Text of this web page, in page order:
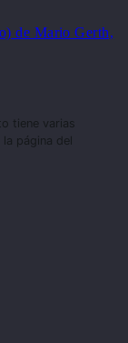
de Mario Gerth,
tiene varias
página del